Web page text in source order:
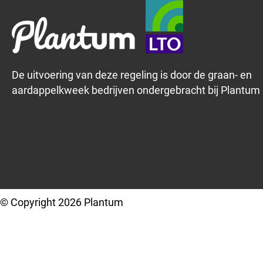
De uitvoering van deze regeling is door de graan- en
aardappelkweek bedrijven ondergebracht bij Plantum
© Copyright 2026 Plantum